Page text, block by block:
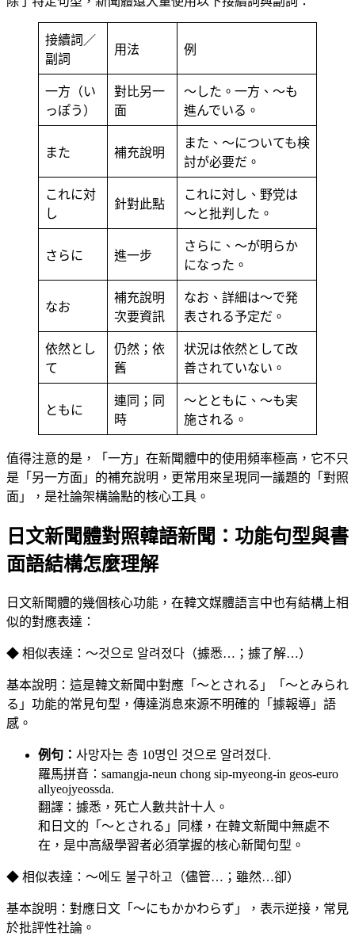
接續詞／
副詞
用法 例
一方（い
っぽう）
對比另一
面
〜した。一方、〜も
進んでいる。
また 補充說明
また、〜についても検
討が必要だ。
これに対
し
針對此點
これに対し、野党は
〜と批判した。
さらに 進一步
さらに、〜が明らか
になった。
なお
補充說明
次要資訊
なお、詳細は〜で発
表される予定だ。
依然とし
て
仍然；依
舊
状況は依然として改
善されていない。
ともに
連同；同
時
〜とともに、〜も実
施される。
值得注意的是，「一方」在新聞體中的使用頻率極高，它不只
是「另一方面」的補充說明，更常用來呈現同一議題的「對照
面」，是社論架構論點的核心工具。
日文新聞體對照韓語新聞：功能句型與書
面語結構怎麼理解
日文新聞體的幾個核心功能，在韓文媒體語言中也有結構上相
似的對應表達：
◆ 相似表達：〜것으로 알려졌다（據悉…；據了解…）
基本說明：這是韓文新聞中對應「〜とされる」「〜とみられ
る」功能的常見句型，傳達消息來源不明確的「據報導」語
感。
例句： 사망자는 총 10명인 것으로 알려졌다.
羅馬拼音：samangja-neun chong sip-myeong-in geos-euro
allyeojyeossda.
翻譯：據悉，死亡人數共計十人。
和日文的「〜とされる」同樣，在韓文新聞中無處不
在，是中高級學習者必須掌握的核心新聞句型。
◆ 相似表達：〜에도 불구하고（儘管…；雖然…卻）
基本說明：對應日文「〜にもかかわらず」，表示逆接，常見
於批評性社論。